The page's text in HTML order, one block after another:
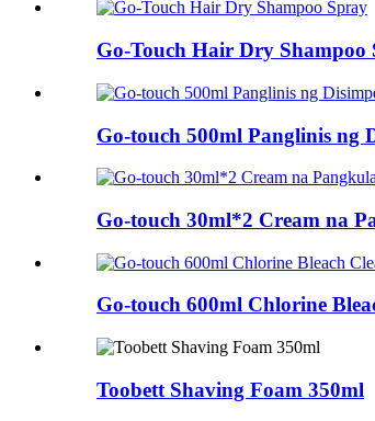
Go-Touch Hair Dry Shampoo
Go-touch 500ml Panglinis ng
Go-touch 30ml*2 Cream na
Go-touch 600ml Chlorine
Toobett Shaving Foam 350ml